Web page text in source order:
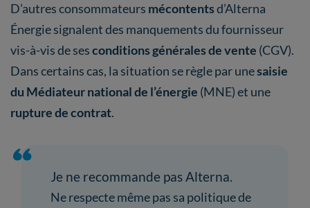
D’autres consommateurs mécontentsd’Alterna
Énergie signalent des manquements du fournisseur
vis-à-vis de sesconditions générales de vente (CGV).
Dans certains cas, la situation se règle par unesaisie
du Médiateur national de l’énergie (MNE) et une
rupture de contrat.
Je ne recommande pas Alterna.
Ne respecte même pas sa politique de